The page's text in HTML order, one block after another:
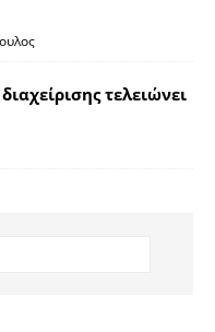
τελειώνει